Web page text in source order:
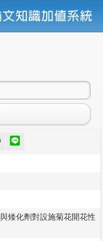
矮化劑對設施菊花開花性